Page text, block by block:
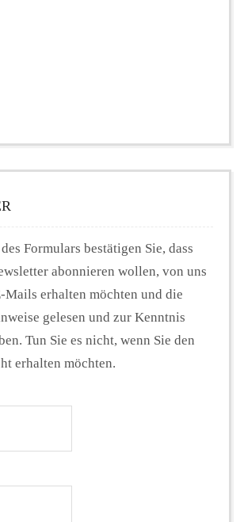
Formulars bestätigen Sie, dass
abonnieren wollen, von uns
Mails erhalten möchten und die
gelesen und zur Kenntnis
Tun Sie es nicht, wenn Sie den
erhalten möchten.